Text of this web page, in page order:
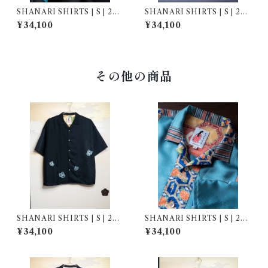
SHANARI SHIRTS | S | 262
032
¥34,100
SHANARI SHIRTS | S | 251
043
¥34,100
その他の商品
SHANARI SHIRTS | S | 264
038
¥34,100
SHANARI SHIRTS | S | 263
050
¥34,100